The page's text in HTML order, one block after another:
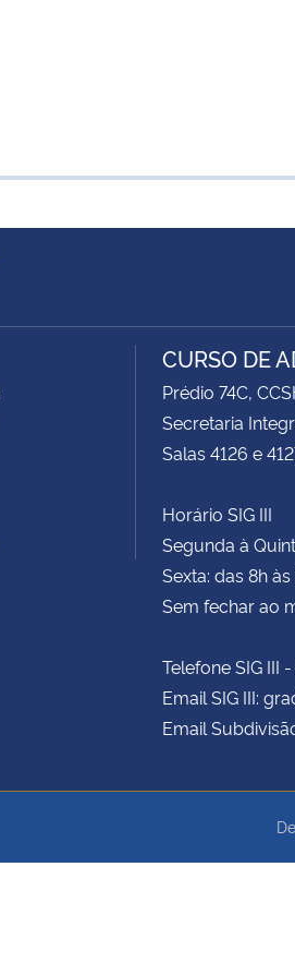
CURSO DE
Prédio 74C,
Secretaria
Salas 4126 e
Horário SIG III
Segunda à
Sexta: das 8h às
Sem fechar ao
Telefone SIG III
Email SIG III:
Email